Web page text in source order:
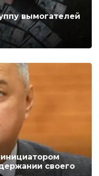
вымогателей
своего